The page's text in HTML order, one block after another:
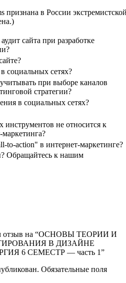
признана в России
сайта при разработке
социальных сетях?
при выборе каналов
стратегии?
в социальных сетях?
инструментов не относится к
to-action" в интернет-маркетинге?
отзыв на “ОСНОВЫ ТЕОРИИ И
В ДИЗАЙНЕ
6 СЕМЕСТР — часть 1”
Обязательные поля